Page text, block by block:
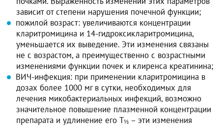
зависит от степени нарушения почечной функции;
пожилой возраст: увеличиваются концентрации
кларитромицина и 14-гидроксикларитромицина,
уменьшается их выведение. Эти изменения связаны
не с возрастом, а преимущественно с возрастными
изменениями функции почек и клиренса креатинина;
ВИЧ-инфекция: при применении кларитромицина в
дозах более 1000 мг в сутки, необходимых для
лечения микобактериальных инфекций, возможно
значительное повышение плазменной концентрации
препарата и удлинение его T½ – эти изменения